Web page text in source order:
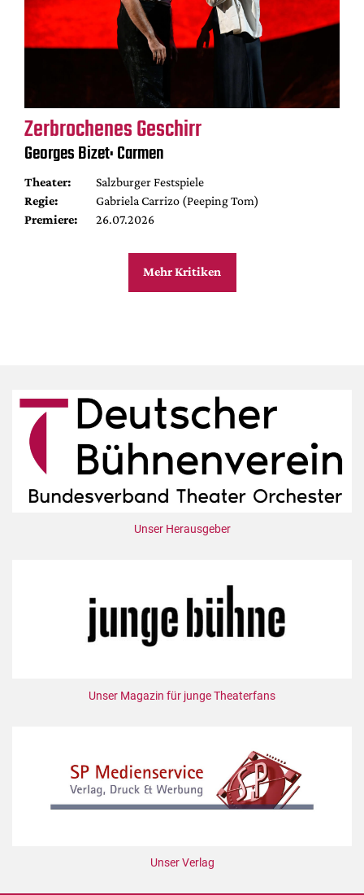
Zerbrochenes Geschirr
Georges Bizet: Carmen
Theater:
Salzburger Festspiele
Regie:
Gabriela Carrizo (Peeping Tom)
Premiere:
26.07.2026
Mehr Kritiken
Unser Herausgeber
Unser Magazin für junge Theaterfans
Unser Verlag